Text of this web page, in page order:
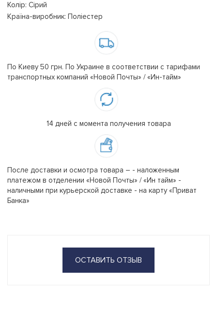
Колір: Сірий
Країна-виробник: Поліестер
По Киеву 50 грн. По Украине в соответствии с тарифами
транспортных компаний «Новой Почты» / «Ин-тайм»
14 дней с момента получения товара
После доставки и осмотра товара – - наложенным
платежом в отделении «Новой Почты» / «Ин тайм» -
наличными при курьерской доставке - на карту «Приват
Банка»
ОСТАВИТЬ ОТЗЫВ